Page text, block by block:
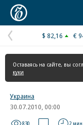
Предыдущая
страница
$ 82,16 €
Оставаясь на сайте, вы
куки
Украина
30.07.2010, 00:00
830 2 мин.